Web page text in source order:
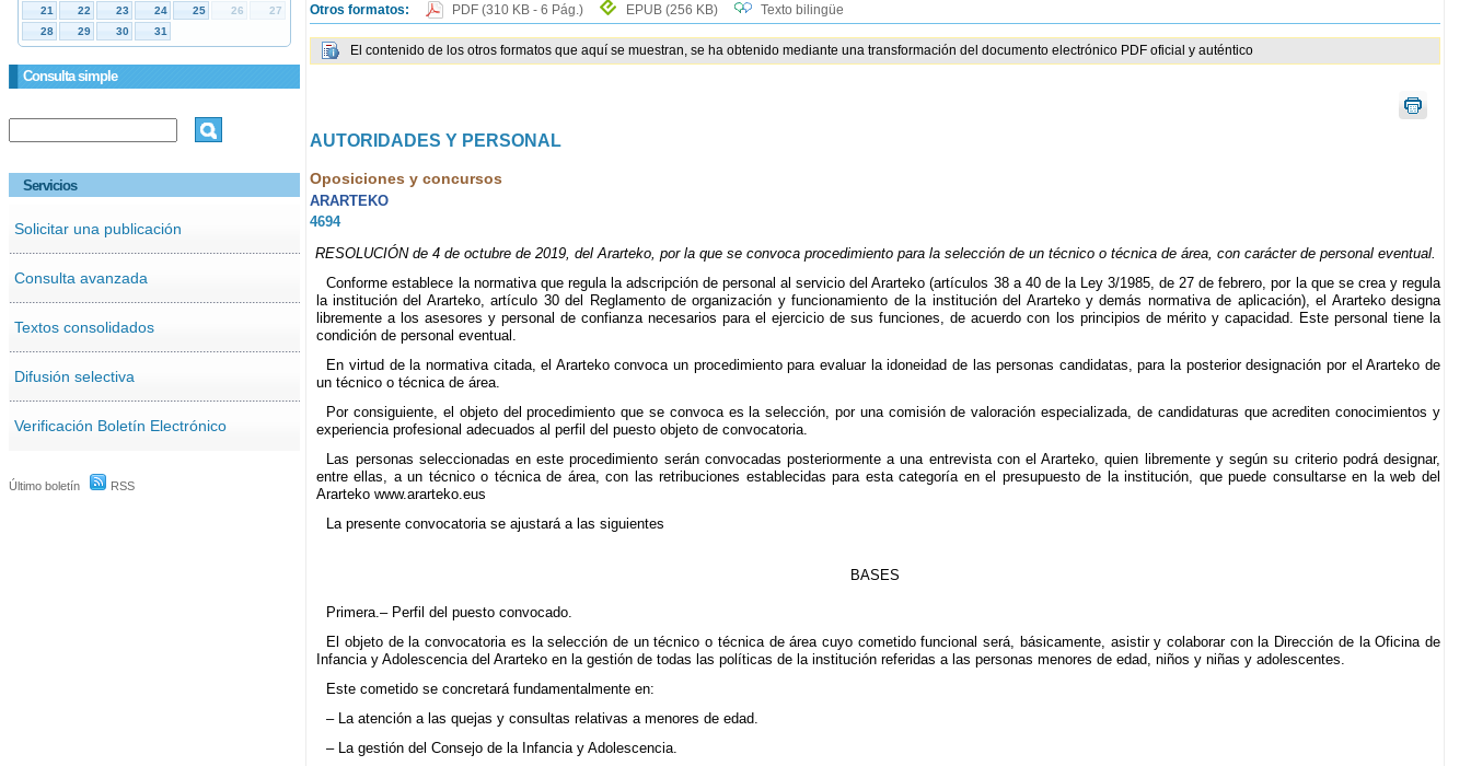
Consulta simple
Servicios
Solicitar una publicación
Consulta avanzada
Textos consolidados
Difusión selectiva
Verificación Boletín Electrónico
Último boletín RSS
Otros formatos: PDF (310 KB - 6 Pág.) EPUB (256 KB) Texto bilingüe
El contenido de los otros formatos que aquí se muestran, se ha obtenido mediante una transformación del documento electrónico PDF oficial y auténtico
AUTORIDADES Y PERSONAL
Oposiciones y concursos
ARARTEKO
4694
RESOLUCIÓN de 4 de octubre de 2019, del Ararteko, por la que se convoca procedimiento para la selección de un técnico o técnica de área, con carácter de personal eventual.
Conforme establece la normativa que regula la adscripción de personal al servicio del Ararteko (artículos 38 a 40 de la Ley 3/1985, de 27 de febrero, por la que se crea y regula
la institución del Ararteko, artículo 30 del Reglamento de organización y funcionamiento de la institución del Ararteko y demás normativa de aplicación), el Ararteko designa
libremente a los asesores y personal de confianza necesarios para el ejercicio de sus funciones, de acuerdo con los principios de mérito y capacidad. Este personal tiene la
condición de personal eventual.
En virtud de la normativa citada, el Ararteko convoca un procedimiento para evaluar la idoneidad de las personas candidatas, para la posterior designación por el Ararteko de
un técnico o técnica de área.
Por consiguiente, el objeto del procedimiento que se convoca es la selección, por una comisión de valoración especializada, de candidaturas que acrediten conocimientos y
experiencia profesional adecuados al perfil del puesto objeto de convocatoria.
Las personas seleccionadas en este procedimiento serán convocadas posteriormente a una entrevista con el Ararteko, quien libremente y según su criterio podrá designar,
entre ellas, a un técnico o técnica de área, con las retribuciones establecidas para esta categoría en el presupuesto de la institución, que puede consultarse en la web del
Ararteko www.ararteko.eus
La presente convocatoria se ajustará a las siguientes
BASES
Primera.– Perfil del puesto convocado.
El objeto de la convocatoria es la selección de un técnico o técnica de área cuyo cometido funcional será, básicamente, asistir y colaborar con la Dirección de la Oficina de
Infancia y Adolescencia del Ararteko en la gestión de todas las políticas de la institución referidas a las personas menores de edad, niños y niñas y adolescentes.
Este cometido se concretará fundamentalmente en:
– La atención a las quejas y consultas relativas a menores de edad.
– La gestión del Consejo de la Infancia y Adolescencia.